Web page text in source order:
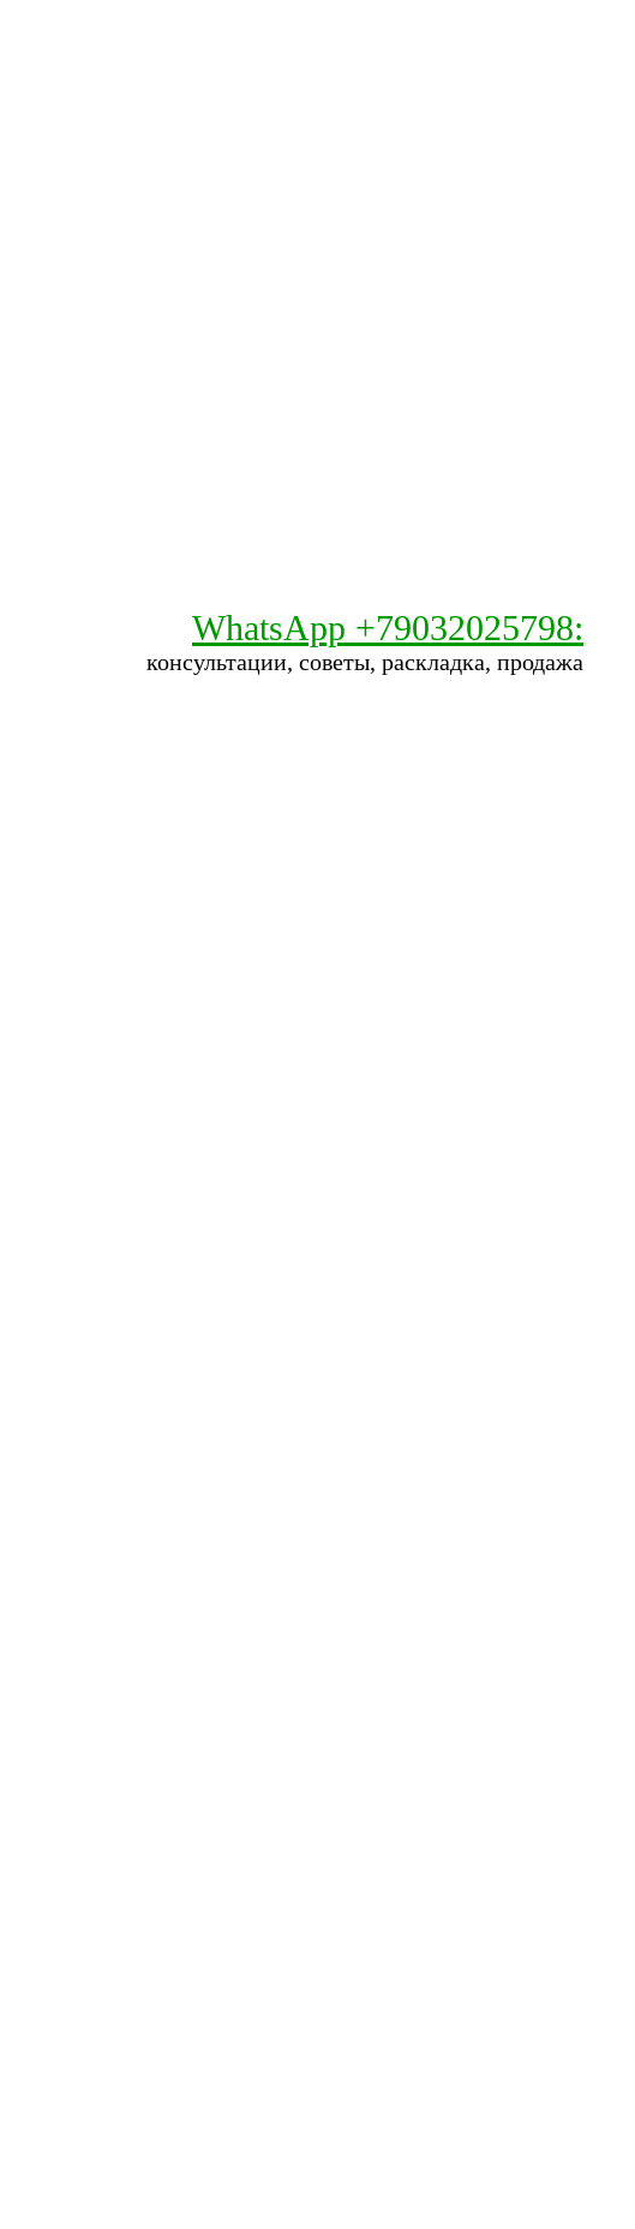
WhatsApp +79032025798:
консультации, советы, раскладка, продажа